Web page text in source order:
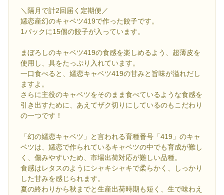
＼隔月で計2回届く定期便／
嬬恋産幻のキャベツ419で作った餃子です。
1パックに15個の餃子が入っています。
まぼろしのキャベツ419の食感を楽しめるよう、超薄皮を
使用し、具をたっぷり入れています。
一口食べると、嬬恋キャベツ419の甘みと旨味が溢れだし
ますよ。
さらに主役のキャベツをそのまま食べているような食感を
引き出すために、あえてザク切りにしているのもこだわり
の一つです！
「幻の嬬恋キャベツ」と言われる育種番号「419」のキャ
ベツは、嬬恋で作られているキャベツの中でも育成が難し
く、傷みやすいため、市場出荷対応が難しい品種。
食感はレタスのようにシャキシャキで柔らかく、しっかり
した甘みを感じられます。
夏の終わりから秋までと生産出荷時期も短く、生で味わえ